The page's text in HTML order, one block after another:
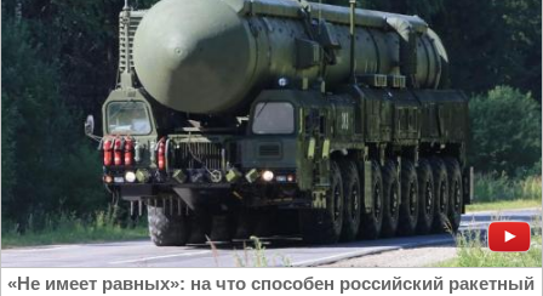
«Не имеет равных»: на что способен российский ракетный